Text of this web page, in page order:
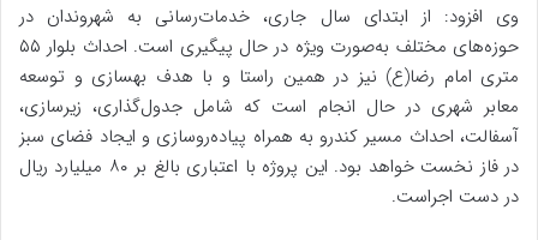
وی افزود: از ابتدای سال جاری، خدمات‌رسانی به شهروندان در
حوزه‌های مختلف به‌صورت ویژه در حال پیگیری است. احداث بلوار ۵۵
متری امام رضا(ع) نیز در همین راستا و با هدف بهسازی و توسعه
معابر شهری در حال انجام است که شامل جدول‌گذاری، زیرسازی،
آسفالت، احداث مسیر کندرو به همراه پیاده‌روسازی و ایجاد فضای سبز
در فاز نخست خواهد بود. این پروژه با اعتباری بالغ بر ۸۰ میلیارد ریال
در دست اجراست.